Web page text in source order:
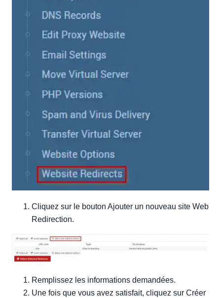
Cliquez sur le bouton Ajouter un nouveau site Web
Redirection.
Remplissez les informations demandées.
Une fois que vous avez satisfait, cliquez sur Créer